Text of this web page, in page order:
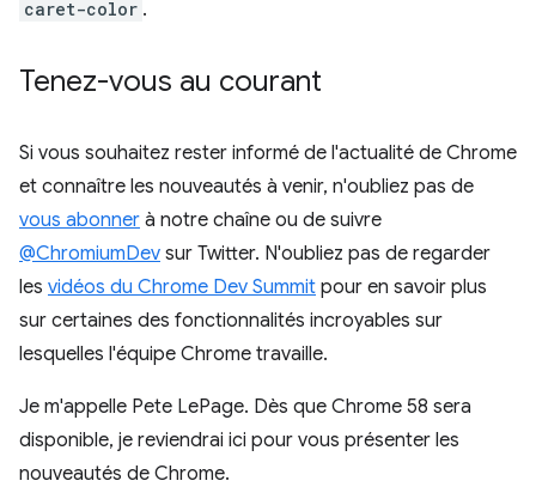
caret-color .
Tenez-vous au courant
Si vous souhaitez rester informé de l'actualité de Chrome
et connaître les nouveautés à venir, n'oubliez pas de
vous abonner à notre chaîne ou de suivre
@ChromiumDev sur Twitter. N'oubliez pas de regarder
les vidéos du Chrome Dev Summit pour en savoir plus
sur certaines des fonctionnalités incroyables sur
lesquelles l'équipe Chrome travaille.
Je m'appelle Pete LePage. Dès que Chrome 58 sera
disponible, je reviendrai ici pour vous présenter les
nouveautés de Chrome.